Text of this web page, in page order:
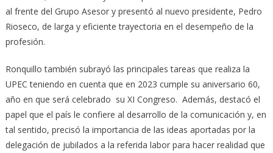
al frente del Grupo Asesor y presentó al nuevo presidente, Pedro
Rioseco, de larga y eficiente trayectoria en el desempeño de la
profesión.
Ronquillo también subrayó las principales tareas que realiza la
UPEC teniendo en cuenta que en 2023 cumple su aniversario 60,
año en que será celebrado su XI Congreso. Además, destacó el
papel que el país le confiere al desarrollo de la comunicación y, en
tal sentido, precisó la importancia de las ideas aportadas por la
delegación de jubilados a la referida labor para hacer realidad que